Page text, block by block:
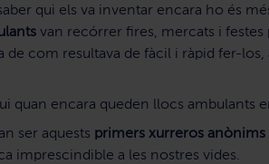
qui els va inventar encara ho és
van recórrer fires, mercats i festes
de com resultava de fàcil i ràpid fer-
quan encara queden llocs ambulants
ser aquests primers xurreros anònims
imprescindible a les nostres vides.